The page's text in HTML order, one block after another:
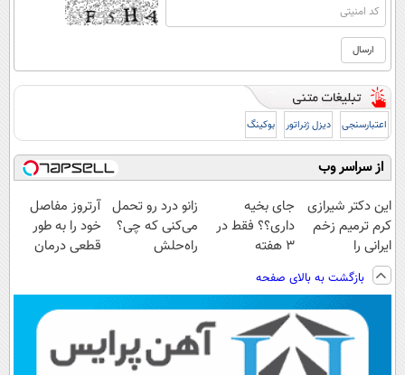
اعتبارسنجی دیزل ژنراتور بوکینگ
از سراسر وب
این دکتر شیرازی
کرم ترمیم زخم
ایرانی را
ساخت!!!
جای بخیه
داری؟؟ فقط در
3 هفته
زانو درد رو تحمل
می‌کنی که چی؟
راه‌حلش
آرتروز مفاصل
خود را به طور
قطعی درمان
بازگشت به بالای صفحه